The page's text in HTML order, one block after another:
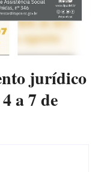
jurídico
a 7 de